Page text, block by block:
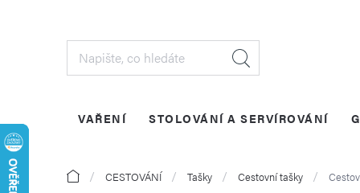
VAŘENÍ STOLOVÁNÍ A SERVÍROVÁNÍ
DomůCESTOVÁNÍ Tašky Cestovní tašky